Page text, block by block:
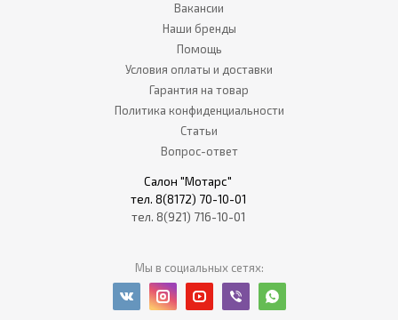
Вакансии
Наши бренды
Помощь
Условия оплаты и доставки
Гарантия на товар
Политика конфиденциальности
Статьи
Вопрос-ответ
Салон "Мотарс"
тел. 8(8172) 70-10-01
тел. 8(921) 716-10-01
Мы в социальных сетях: